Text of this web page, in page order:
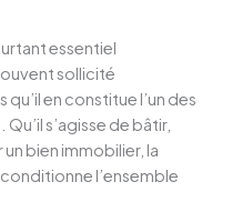
essentiel
sollicité
en constitue l’un des
s’agisse de bâtir,
bien immobilier, la
l’ensemble